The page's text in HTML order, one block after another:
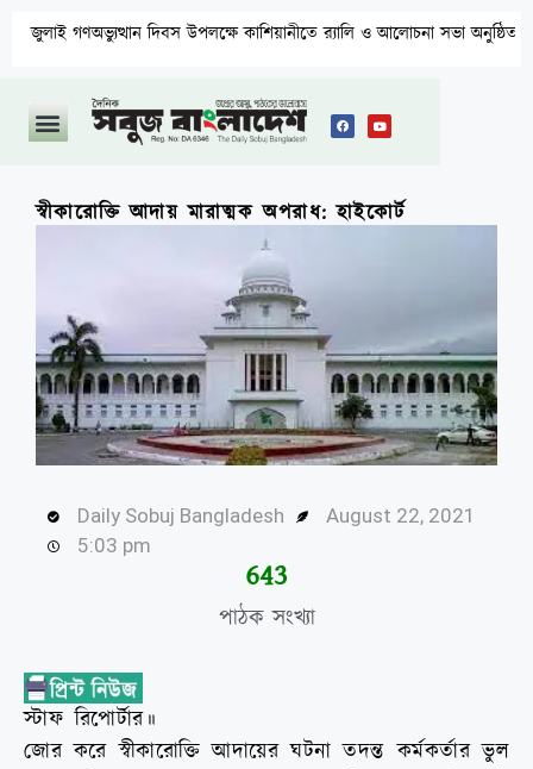
দিবস উপলক্ষে কাশিয়ানীতে র‍্যালি ও আলোচনা সভা অনুষ্ঠিত
স্বীকারোক্তি আদায় মারাত্মক অপরাধ: হাইকোর্ট
Daily Sobuj Bangladesh
August 22, 2021
5:03 pm
পাঠক সংখ্যা
645
স্টাফ রিপোর্টার॥
জোর করে স্বীকারোক্তি আদায়ের ঘটনা তদন্ত কর্মকর্তার ভুল